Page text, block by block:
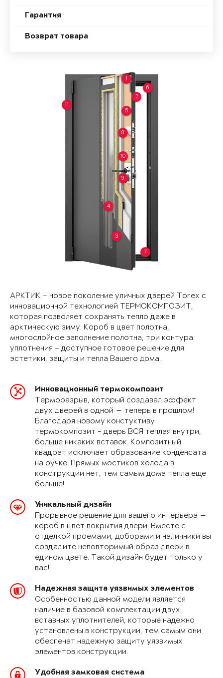
Гарантия
Возврат товара
1
2
3
4
5
6
7
8
9
10
11
АРКТИК – новое поколение уличных дверей Torex с
инновационной технологией ТЕРМОКОМПОЗИТ,
которая позволяет сохранять тепло даже в
арктическую зиму. Короб в цвет полотна,
многослойное заполнение полотна, три контура
уплотнения – доступное готовое решение для
эстетики, защиты и тепла Вашего дома.
Инновационный термокомпозит
Терморазрыв, который создавал эффект
двух дверей в одной — теперь в прошлом!
Благодаря новому констуктиву
термокомпозит - дверь ВСЯ теплая внутри,
больше никаких вставок. Композитный
квадрат исключает образование конденсата
на ручке. Прямых мостиков холода в
конструкции нет, тем самым дома тепла еще
больше!
Уникальный дизайн
Прорывное решение для вашего интерьера —
короб в цвет покрытия двери. Вместе с
отделкой проемами, доборами и наличники вы
создадите неповторимый образ двери в
едином цвете. Такой дизайн будет только у
вас!
Надежная защита уязвимых элементов
Особенностью данной модели является
наличие в базовой комплектации двух
вставных уплотнителей, которые надежно
установлены в конструкции, тем самым они
обеспечат надежную защиту уязвимых
элементов конструкции.
Удобная замковая система